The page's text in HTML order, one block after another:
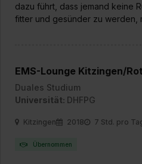
dazu führt, dass jemand keine
fitter und gesünder zu werden,
EMS-Lounge Kitzingen/
Duales Studium
Universität: DHFPG
Kitzingen 2018 7 Std. pro
Übernommen